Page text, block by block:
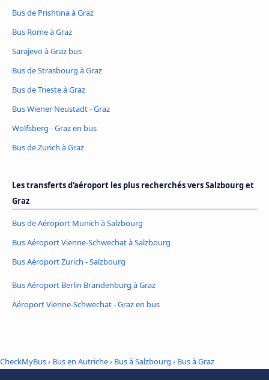
Bus de Prishtina à Graz
Bus Rome à Graz
Sarajevo à Graz bus
Bus de Strasbourg à Graz
Bus de Trieste à Graz
Bus Wiener Neustadt - Graz
Wolfsberg - Graz en bus
Bus de Zurich à Graz
Les transferts d'aéroport les plus recherchés vers Salzbourg et
Graz
Bus de Aéroport Munich à Salzbourg
Bus Aéroport Vienne-Schwechat à Salzbourg
Bus Aéroport Zurich - Salzbourg
Bus Aéroport Berlin Brandenburg à Graz
Aéroport Vienne-Schwechat - Graz en bus
CheckMyBus› Bus en Autriche› Bus à Salzbourg › Bus à Graz